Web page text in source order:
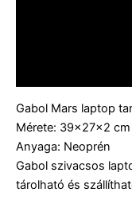
Gabol Mars laptop
Mérete: 39×27×2 cm
Anyaga: Neoprén
Gabol szivacsos
tárolható és